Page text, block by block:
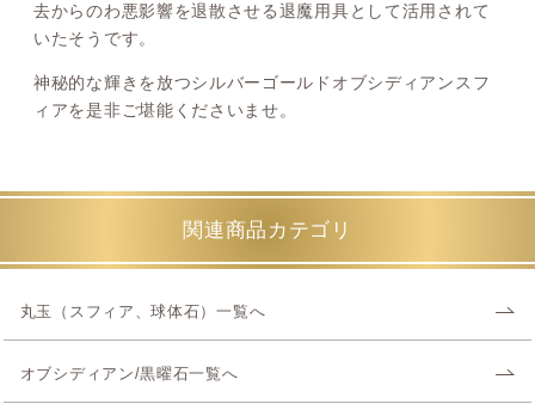
去からのわ悪影響を退散させる退魔用具として活用されて
いたそうです。
神秘的な輝きを放つシルバーゴールドオブシディアンスフ
ィアを是非ご堪能くださいませ。
関連商品カテゴリ
丸玉（スフィア、球体石）一覧へ
オブシディアン/黒曜石一覧へ